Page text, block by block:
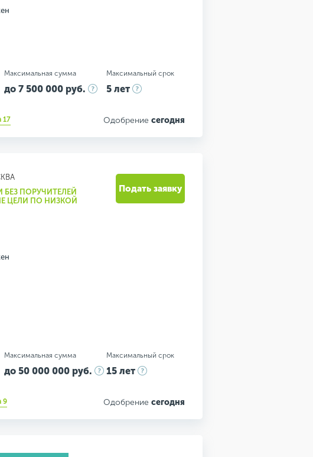
Максимальная сумма
до 7 500 000 руб.
Максимальный срок
5 лет
17 Одобрение сегодня
ПОРУЧИТЕЛЕЙ
ЦЕЛИ ПО НИЗКОЙ
Максимальная сумма
до 50 000 000 руб.
Максимальный срок
15 лет
9 Одобрение сегодня
Подать заявку